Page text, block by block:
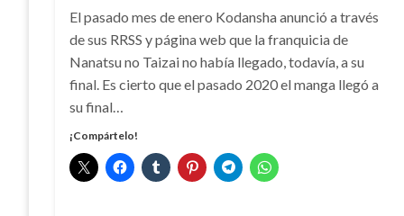
El pasado mes de enero Kodansha anunció a través
de sus RRSS y página web que la franquicia de
Nanatsu no Taizai no había llegado, todavía, a su
final. Es cierto que el pasado 2020 el manga llegó a
su final…
¡Compártelo!